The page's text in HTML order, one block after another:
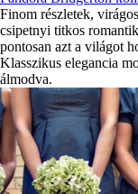
Finom részletek,
csipetnyi titkos
pontosan azt a világot
Klasszikus elegancia
álmodva.